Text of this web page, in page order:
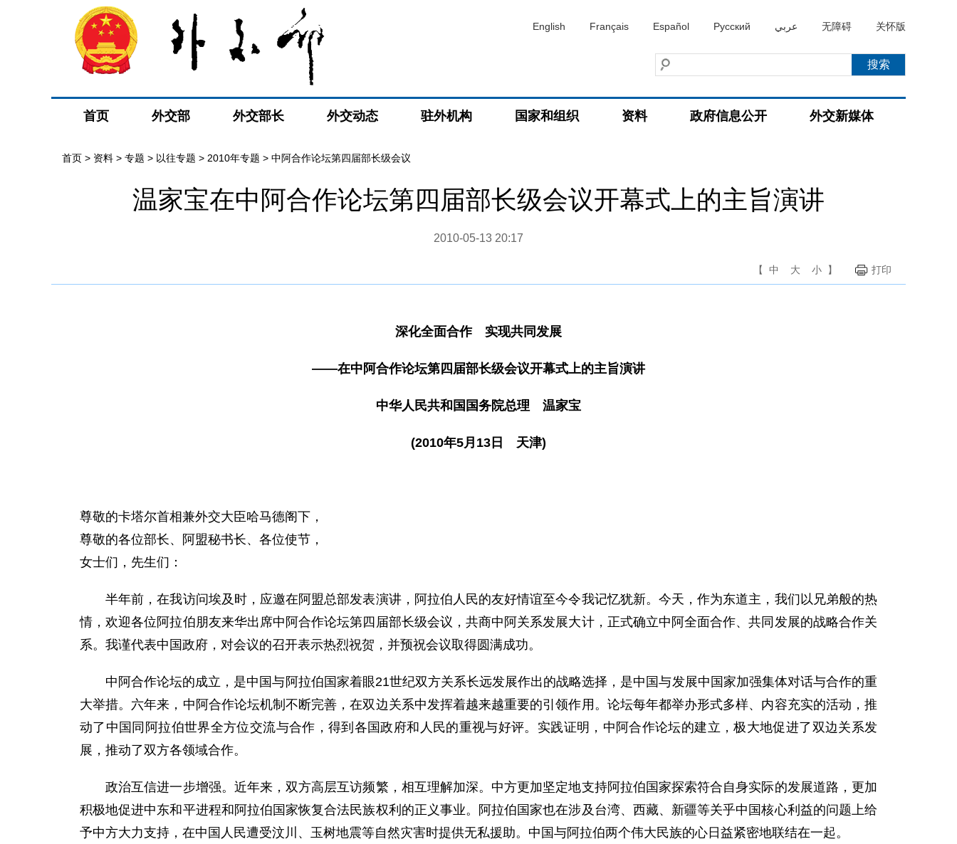
English Français Español Русский عربي 无障碍 关怀版
首页 外交部 外交部长 外交动态 驻外机构 国家和组织 资料 政府信息公开 外交新媒体
首页 > 资料 > 专题 > 以往专题 > 2010年专题 > 中阿合作论坛第四届部长级会议
温家宝在中阿合作论坛第四届部长级会议开幕式上的主旨演讲
2010-05-13 20:17
【 中 大 小 】 打印
深化全面合作 实现共同发展
——在中阿合作论坛第四届部长级会议开幕式上的主旨演讲
中华人民共和国国务院总理 温家宝
(2010年5月13日 天津)
尊敬的卡塔尔首相兼外交大臣哈马德阁下，
尊敬的各位部长、阿盟秘书长、各位使节，
女士们，先生们：
半年前，在我访问埃及时，应邀在阿盟总部发表演讲，阿拉伯人民的友好情谊至今令我记忆犹新。今天，作为东道主，我们以兄弟般的热
情，欢迎各位阿拉伯朋友来华出席中阿合作论坛第四届部长级会议，共商中阿关系发展大计，正式确立中阿全面合作、共同发展的战略合作关
系。我谨代表中国政府，对会议的召开表示热烈祝贺，并预祝会议取得圆满成功。
中阿合作论坛的成立，是中国与阿拉伯国家着眼21世纪双方关系长远发展作出的战略选择，是中国与发展中国家加强集体对话与合作的重
大举措。六年来，中阿合作论坛机制不断完善，在双边关系中发挥着越来越重要的引领作用。论坛每年都举办形式多样、内容充实的活动，推
动了中国同阿拉伯世界全方位交流与合作，得到各国政府和人民的重视与好评。实践证明，中阿合作论坛的建立，极大地促进了双边关系发
展，推动了双方各领域合作。
政治互信进一步增强。近年来，双方高层互访频繁，相互理解加深。中方更加坚定地支持阿拉伯国家探索符合自身实际的发展道路，更加
积极地促进中东和平进程和阿拉伯国家恢复合法民族权利的正义事业。阿拉伯国家也在涉及台湾、西藏、新疆等关乎中国核心利益的问题上给
予中方大力支持，在中国人民遭受汶川、玉树地震等自然灾害时提供无私援助。中国与阿拉伯两个伟大民族的心日益紧密地联结在一起。